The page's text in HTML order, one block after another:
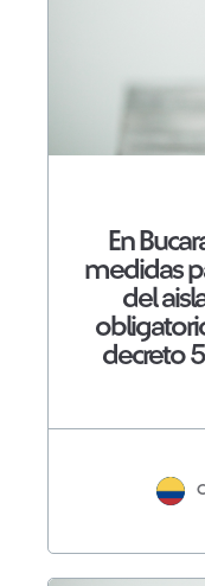
En
medidas
del
decreto